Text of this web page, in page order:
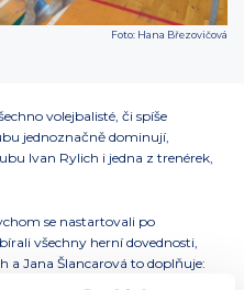
Foto: Hana Březovičová
volejbalisté, či spíše
jednoznačně dominují,
Ivan Rylich i jedna z trenérek,
se nastartovali po
všechny herní dovednosti,
a Jana Šlancarová to doplňuje: